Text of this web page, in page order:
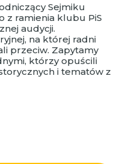
Sejmiku
z ramienia klubu PiS
audycji.
na której radni
przeciw. Zapytamy
którzy opuścili
i tematów z